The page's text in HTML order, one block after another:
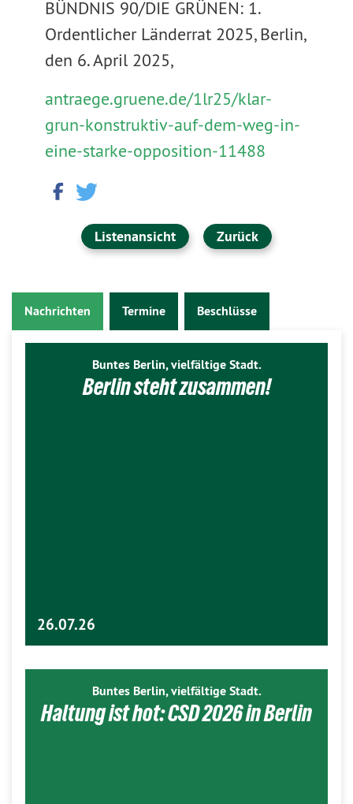
BÜNDNIS 90/DIE GRÜNEN: 1.
Ordentlicher Länderrat 2025, Berlin,
den 6. April 2025,
antraege.gruene.de/1lr25/klar-
grun-konstruktiv-auf-dem-weg-in-
eine-starke-opposition-11488
Listenansicht Zurück
Nachrichten Termine Beschlüsse
Buntes Berlin, vielfältige Stadt.
Berlin steht zusammen!
26.07.26
Buntes Berlin, vielfältige Stadt.
Haltung ist hot: CSD 2026 in Berlin